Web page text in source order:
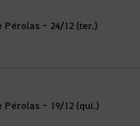
Pérolas - 24/12 (ter.)
Pérolas - 19/12 (qui.)